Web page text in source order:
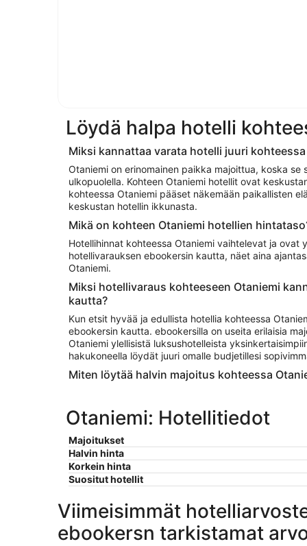
Löydä halpa hotelli
Miksi kannattaa varata hotelli juuri kohteessa
Otaniemi on erinomainen paikka majoittua, koska se
ulkopuolella. Kohteen Otaniemi hotellit ovat
kohteessa Otaniemi pääset näkemään paikallisten
keskustan hotellin ikkunasta.
Mikä on kohteen Otaniemi hotellien
Hotellihinnat kohteessa Otaniemi vaihtelevat ja ovat
hotellivarauksen ebookersin kautta, näet aina
Otaniemi.
Miksi hotellivaraus kohteeseen Otaniemi
kautta?
Kun etsit hyvää ja edullista hotellia kohteessa
ebookersin kautta. ebookersilla on useita erilaisia
Otaniemi ylellisistä luksushotelleista
hakukoneella löydät juuri omalle budjetillesi
Miten löytää halvin majoitus kohteessa
Otaniemi: Hotellitiedot
Majoitukset
Halvin hinta
Korkein hinta
Suositut hotellit
Viimeisimmät
ebookersn tarkistamat